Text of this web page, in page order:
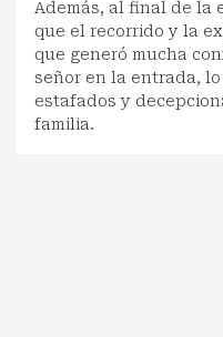
Además, al final de la
que el recorrido y la
que generó mucha
señor en la entrada,
estafados y
familia.